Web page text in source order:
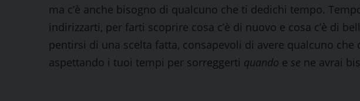
ma c’è anche bisogno di qualcuno che ti dedichi tempo.
indirizzarti, per farti scoprire cosa c’è di nuovo e cosa c’è di
pentirsi di una scelta fatta, consapevoli di avere qualcuno che
aspettando i tuoi tempi per sorreggerti quando e se ne avrai